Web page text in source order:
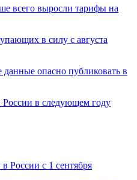
всего выросли тарифы на
в силу с августа
опасно публиковать в
в следующем году
России с 1 сентября